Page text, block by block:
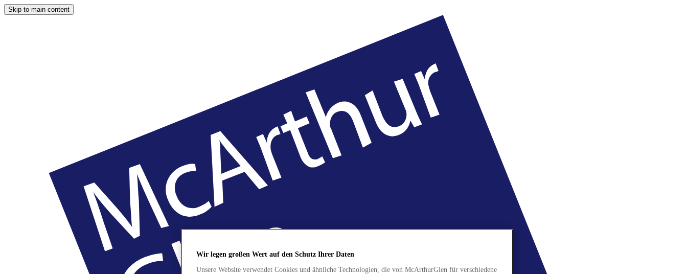
Skip to main content
Wir legen großen Wert auf den Schutz Ihrer Daten
Unsere Website verwendet Cookies und ähnliche Technologien, die von McArthurGlen für verschiedene